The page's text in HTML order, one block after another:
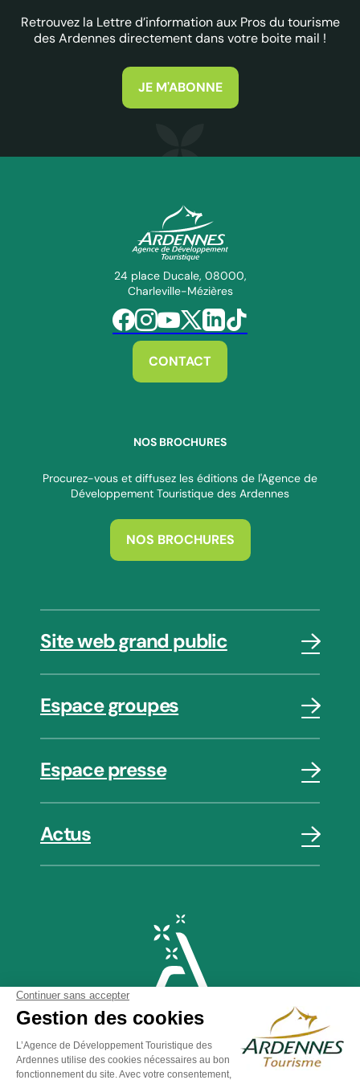
Retrouvez la Lettre d’information aux Pros du tourisme
des Ardennes directement dans votre boite mail !
JE M'ABONNE
ADT des Ardennes Pro
24 place Ducale, 08000,
Charleville-Mézières
Suivez-nous sur Facebook
Suivez-nous sur Instagram
Suivez-nous sur Youtube
Suivez-nous sur Twitter
Suivez-nous sur Linkedin
Suivez-nous sur Tiktok
CONTACT
NOS BROCHURES
Procurez-vous et diffusez les éditions de l'Agence de
Développement Touristique des Ardennes
NOS BROCHURES
Site web grand public
Espace groupes
Espace presse
Actus
Plan du site - Politique de confidentialité Mentions légales -
Éditer mes cookies -